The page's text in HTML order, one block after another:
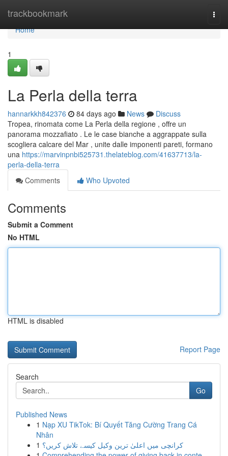
trackbookmark
Home
Home
1
La Perla della terra
hannarkkh842376 84 days ago News
Discuss
Tropea, rinomata come La Perla della regione , offre un
panorama mozzafiato . Le le case bianche a aggrappate sulla
scogliera calcare del Mar , unite dalle imponenti pareti, formano
una https://marvinpnbi525731.thelateblog.com/41637713/la-
perla-della-terra
Comments
Who Upvoted
Comments
Submit a Comment
No HTML
HTML is disabled
Report Page
Search
Go
Published News
1 Nạp XU TikTok: Bí Quyết Tăng Cường Trang Cá
Nhân
1 کرانچی میں اعلیٰ ترین وکیل کیسے تلاش کریں؟